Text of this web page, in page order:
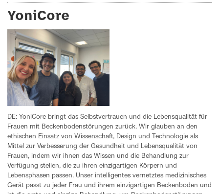
YoniCore
DE: YoniCore bringt das Selbstvertrauen und die Lebensqualität für
Frauen mit Beckenbodenstörungen zurück. Wir glauben an den
ethischen Einsatz von Wissenschaft, Design und Technologie als
Mittel zur Verbesserung der Gesundheit und Lebensqualität von
Frauen, indem wir ihnen das Wissen und die Behandlung zur
Verfügung stellen, die zu ihren einzigartigen Körpern und
Lebensphasen passen. Unser intelligentes vernetztes medizinisches
Gerät passt zu jeder Frau und ihrem einzigartigen Beckenboden und